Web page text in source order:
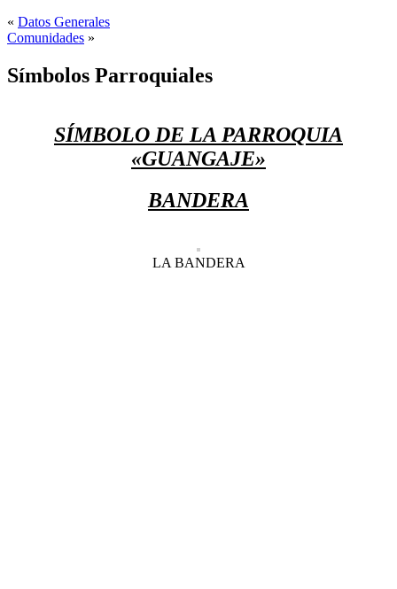
« Datos Generales
Comunidades »
Símbolos Parroquiales
SÍMBOLO DE LA PARROQUIA
«GUANGAJE»
BANDERA
LA BANDERA